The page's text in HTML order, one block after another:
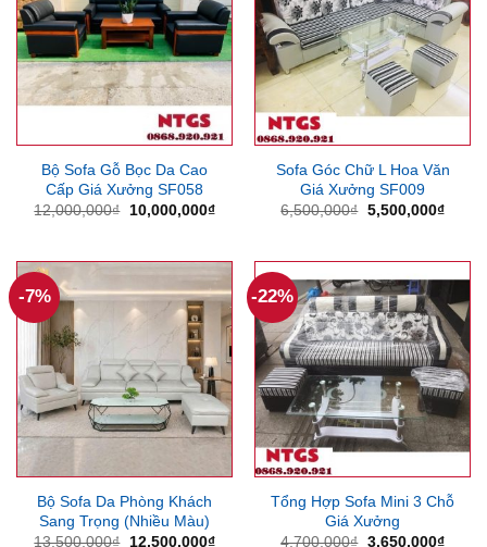
Bộ Sofa Gỗ Bọc Da Cao
Cấp Giá Xưởng SF058
12,000,000₫
Giá
10,000,000₫Giá
10,000,000₫.
Sofa Góc Chữ L Hoa Văn
Giá Xưởng SF009
6,500,000₫ Giá
5,500,000₫Giá
-7%
Bộ Sofa Da Phòng Khách
Sang Trọng (Nhiều Màu)
13,500,000₫ Giá
12,500,000₫Giá
-22%
Tổng Hợp Sofa Mini 3 Chỗ
Giá Xưởng
4,700,000₫ Giá
3,650,000₫Giá